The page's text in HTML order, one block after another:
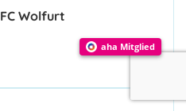
FC Wolfurt
aha Mitglied